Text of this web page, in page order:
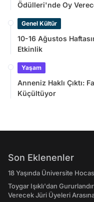
Ödülleri'nde Oy
Genel Kültür
10-16 Ağustos
Etkinlik
Yaşam
Anneniz Haklı Çıktı:
Küçültüyor
Son Eklenenler
18 Yaşında Üniversite
Toygar Işıklı'dan
Verecek Jüri Üyeleri